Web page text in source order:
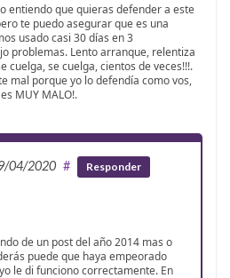
entiendo que quieras defender a este
te puedo asegurar que es una
usado casi 30 días en 3
problemas. Lento arranque, relentiza
cuelga, se cuelga, cientos de veces!!!.
mal porque yo lo defendía como vos,
MUY MALO!.
04/2020 # Responder
de un post del año 2014 mas o
puede que haya empeorado
le di funciono correctamente. En